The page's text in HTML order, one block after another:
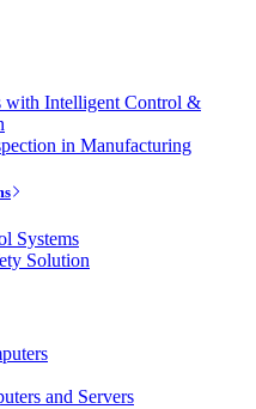
with Intelligent Control &
in Manufacturing
Systems
Solution
and Servers